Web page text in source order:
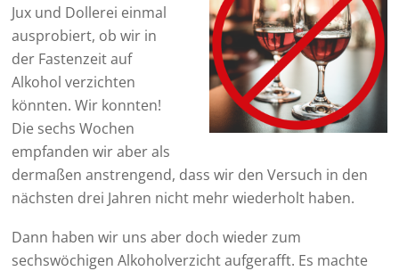
Jux und Dollerei einmal
ausprobiert, ob wir in
der Fastenzeit auf
Alkohol verzichten
könnten. Wir konnten!
Die sechs Wochen
empfanden wir aber als
dermaßen anstrengend, dass wir den Versuch in den
nächsten drei Jahren nicht mehr wiederholt haben.
Dann haben wir uns aber doch wieder zum
sechswöchigen Alkoholverzicht aufgerafft. Es machte